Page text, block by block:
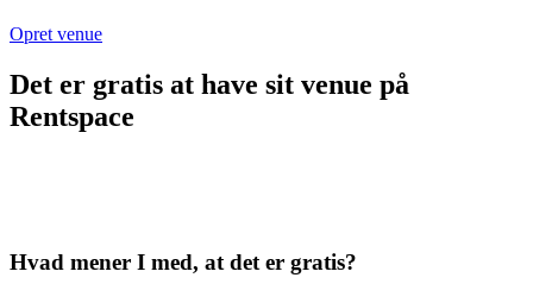
Opret venue
Det er gratis at have sit venue på
Rentspace
Hvad mener I med, at det er gratis?